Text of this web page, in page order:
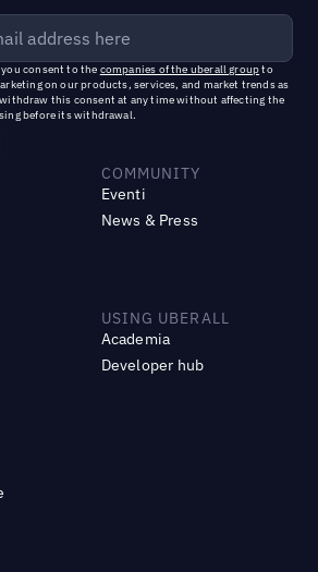
consent to the companies of the uberall groupto
on our products, services, and market trends as
withdraw this consent at any time without affecting the
before its withdrawal.
COMMUNITY
Eventi
News & Press
USING UBERALL
Academia
Developer hub